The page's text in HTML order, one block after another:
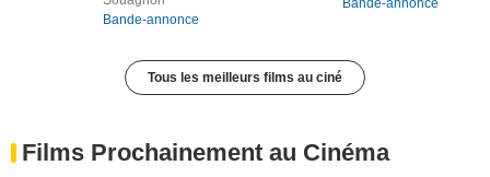
Bande-annonce
Bande-annonce
Tous les meilleurs films au ciné
Films Prochainement au Cinéma